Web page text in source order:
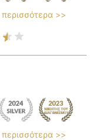
περισσότερα >>
περισσότερα >>